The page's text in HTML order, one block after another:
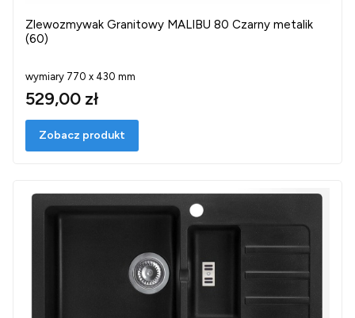
Zlewozmywak Granitowy MALIBU 80 Czarny metalik
(60)
wymiary 770 x 430 mm
529,00 zł
Zobacz produkt